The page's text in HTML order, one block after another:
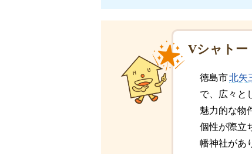
Vシャトー
徳島市北矢
で、広々と
魅力的な物
個性が際立
幡神社があ